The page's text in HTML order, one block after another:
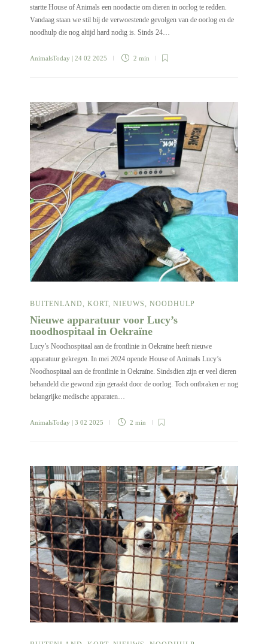
startte House of Animals een noodactie om dieren in oorlog te redden.
Vandaag staan we stil bij de verwoestende gevolgen van de oorlog en de
noodhulp die nog altijd hard nodig is. Sinds 24…
AnimalsToday | 24 02 2025 2 min
BUITENLAND, KORT, NIEUWS, NOODHULP
Nieuwe apparatuur voor Lucy’s
noodhospitaal in Oekraïne
Lucy’s Noodhospitaal aan de frontlinie in Oekraïne heeft nieuwe
apparatuur gekregen. In mei 2024 opende House of Animals Lucy’s
Noodhospitaal aan de frontlinie in Oekraïne. Sindsdien zijn er veel dieren
behandeld die gewond zijn geraakt door de oorlog. Toch ontbraken er nog
belangrijke medische apparaten…
AnimalsToday | 3 02 2025 2 min